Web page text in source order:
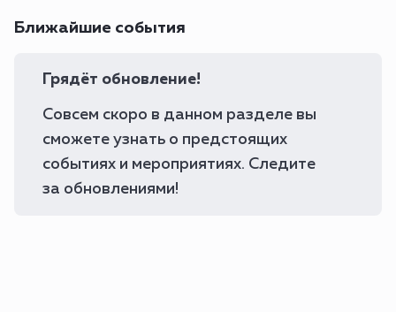
Ближайшие события
Грядёт обновление!
Совсем скоро в данном разделе вы
сможете узнать о предстоящих
событиях и мероприятиях. Следите
за обновлениями!